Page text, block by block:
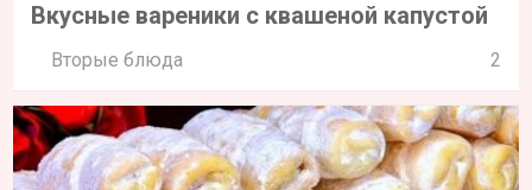
Вкусные вареники с квашеной капустой
Вторые блюда 2